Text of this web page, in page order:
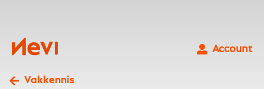
Nevi
Account
Vakkennis